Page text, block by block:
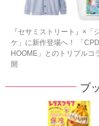
『セサミストリート』×「
ケ」に新作登場へ！ 「CPD
HOOME」とのトリプルコ
開
ブ